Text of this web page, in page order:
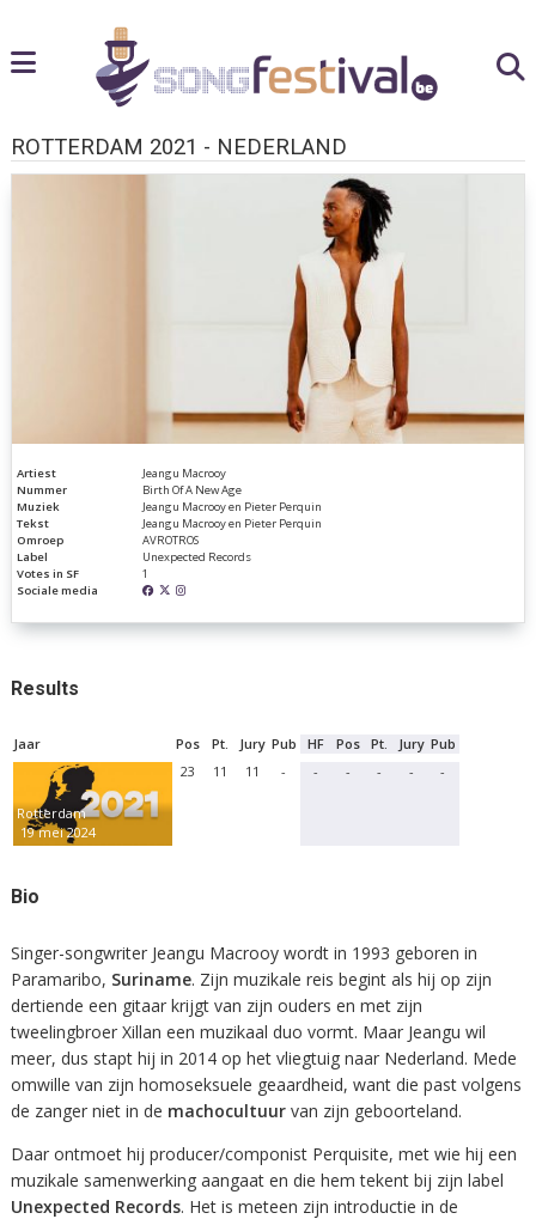
ROTTERDAM 2021 - NEDERLAND
Artiest
Jeangu Macrooy
Nummer
Birth Of A New Age
Muziek
Jeangu Macrooy en Pieter Perquin
Tekst
Jeangu Macrooy en Pieter Perquin
Omroep
AVROTROS
Label
Unexpected Records
Votes in SF
1
Sociale media
Results
Jaar Pos Pt. Jury Pub HF Pos Pt. Jury Pub
Rotterdam
19 mei 2024
23 11 11 - - - - - -
Bio
Singer-songwriter Jeangu Macrooy wordt in 1993 geboren in
Paramaribo, Suriname. Zijn muzikale reis begint als hij op zijn
dertiende een gitaar krijgt van zijn ouders en met zijn
tweelingbroer Xillan een muzikaal duo vormt. Maar Jeangu wil
meer, dus stapt hij in 2014 op het vliegtuig naar Nederland. Mede
omwille van zijn homoseksuele geaardheid, want die past volgens
de zanger niet in de machocultuurvan zijn geboorteland.
Daar ontmoet hij producer/componist Perquisite, met wie hij een
muzikale samenwerking aangaat en die hem tekent bij zijn label
Unexpected Records. Het is meteen zijn introductie in de